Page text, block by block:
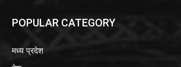
POPULAR CATEGORY
मध्य प्रदेश